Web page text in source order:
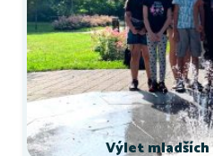
Výlet mladších